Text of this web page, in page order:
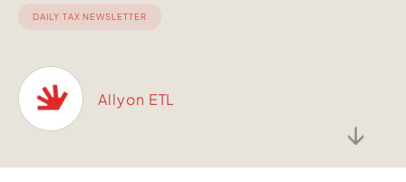
↓
DAILY TAX NEWSLETTER
Allyon ETL